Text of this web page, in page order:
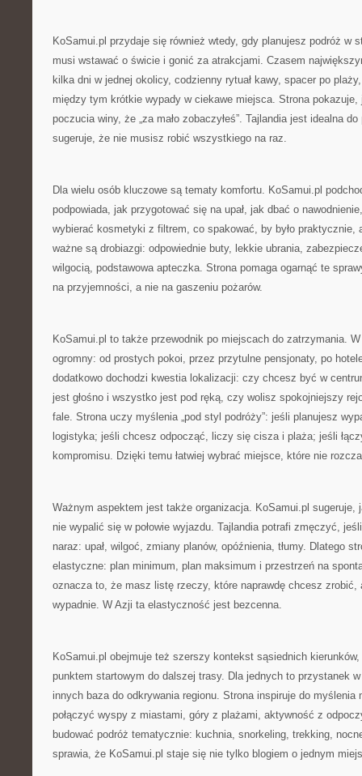
KoSamui.pl przydaje się również wtedy, gdy planujesz podróż w
musi wstawać o świcie i gonić za atrakcjami. Czasem
kilka dni w jednej okolicy, codzienny rytuał kawy, spacer po
między tym krótkie wypady w ciekawe miejsca. Strona
poczucia winy, że „za mało zobaczyłeś”. Tajlandia jest idealna
sugeruje, że nie musisz robić wszystkiego na raz.
Dla wielu osób kluczowe są tematy komfortu. KoSamui.pl
podpowiada, jak przygotować się na upał, jak dbać o
wybierać kosmetyki z filtrem, co spakować, by było praktycznie,
ważne są drobiazgi: odpowiednie buty, lekkie ubrania,
wilgocią, podstawowa apteczka. Strona pomaga ogarnąć te
na przyjemności, a nie na gaszeniu pożarów.
KoSamui.pl to także przewodnik po miejscach do zatrzymania.
ogromny: od prostych pokoi, przez przytulne pensjonaty, po
dodatkowo dochodzi kwestia lokalizacji: czy chcesz być w
jest głośno i wszystko jest pod ręką, czy wolisz spokojniejszy
fale. Strona uczy myślenia „pod styl podróży”: jeśli planujesz
logistyka; jeśli chcesz odpocząć, liczy się cisza i plaża; jeśli
kompromisu. Dzięki temu łatwiej wybrać miejsce, które nie
Ważnym aspektem jest także organizacja. KoSamui.pl sugeruje,
nie wypalić się w połowie wyjazdu. Tajlandia potrafi zmęczyć,
naraz: upał, wilgoć, zmiany planów, opóźnienia, tłumy. Dlatego
elastyczne: plan minimum, plan maksimum i przestrzeń na
oznacza to, że masz listę rzeczy, które naprawdę chcesz
wypadnie. W Azji ta elastyczność jest bezcenna.
KoSamui.pl obejmuje też szerszy kontekst sąsiednich
punktem startowym do dalszej trasy. Dla jednych to przystanek
innych baza do odkrywania regionu. Strona inspiruje do myślenia
połączyć wyspy z miastami, góry z plażami, aktywność z
budować podróż tematycznie: kuchnia, snorkeling, trekking,
sprawia, że KoSamui.pl staje się nie tylko blogiem o jednym